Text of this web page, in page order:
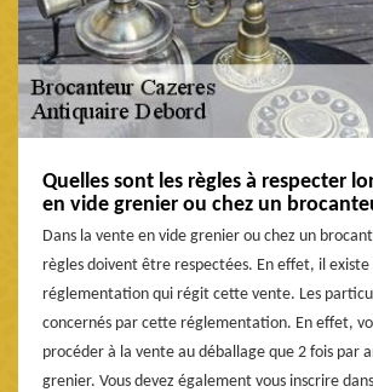
Quelles sont les règles à respecter
en vide grenier ou chez un
Dans la vente en vide grenier ou chez un
règles doivent être respectées. En effet, il existe
réglementation qui régit cette vente. Les
concernés par cette réglementation. En effet,
procéder à la vente au déballage que 2 fois par
grenier. Vous devez également vous inscrire